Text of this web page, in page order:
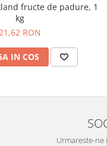
fructe de padure, 1
kg
RON
IN COS
Urmareste-ne